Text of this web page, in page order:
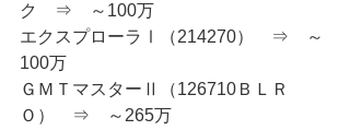
ク　⇒　～100万
エクスプローラⅠ（214270）　⇒　～
100万
ＧＭＴマスターⅡ（126710ＢＬＲ
Ｏ）　⇒　～265万